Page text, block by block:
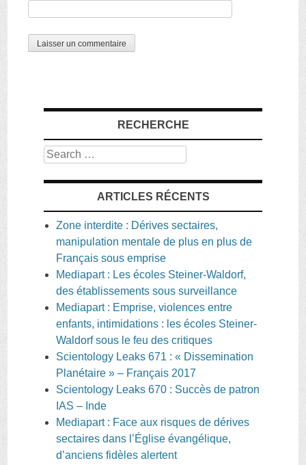
RECHERCHE
Search
ARTICLES RÉCENTS
Zone interdite : Dérives sectaires,
manipulation mentale de plus en plus de
Français sous emprise
Mediapart : Les écoles Steiner-Waldorf,
des établissements sous surveillance
Mediapart : Emprise, violences entre
enfants, intimidations : les écoles Steiner-
Waldorf sous le feu des critiques
Scientology Leaks 671 : « Dissemination
Planétaire » – Français 2017
Scientology Leaks 670 : Succès de patron
IAS – Inde
Mediapart : Face aux risques de dérives
sectaires dans l’Église évangélique,
d’anciens fidèles alertent